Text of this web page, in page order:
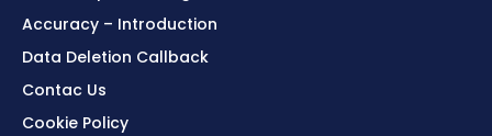
Accuracy – Introduction
Data Deletion Callback
Contac Us
Cookie Policy